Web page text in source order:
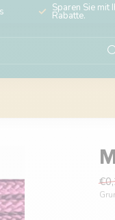
Sparen Sie mit
Rabatte.